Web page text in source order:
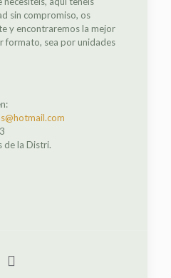
sin compromiso, os
y encontraremos la mejor
formato, sea por unidades
de la Distri.